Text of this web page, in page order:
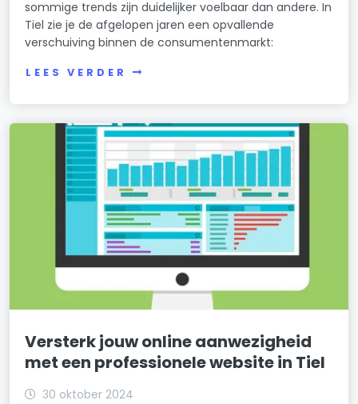
sommige trends zijn duidelijker voelbaar dan andere. In
Tiel zie je de afgelopen jaren een opvallende
verschuiving binnen de consumentenmarkt:
LEES VERDER
Versterk jouw online aanwezigheid
met een professionele website in Tiel
30 oktober 2024